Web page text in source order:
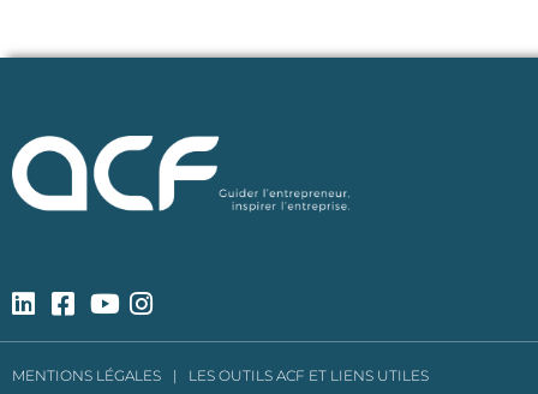
MENTIONS LÉGALES | LES OUTILS ACF ET LIENS UTILES